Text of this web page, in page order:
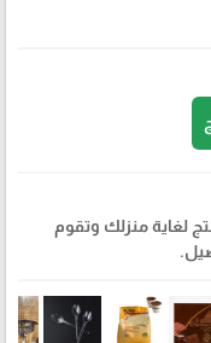
لغاية منزلك وتقوم